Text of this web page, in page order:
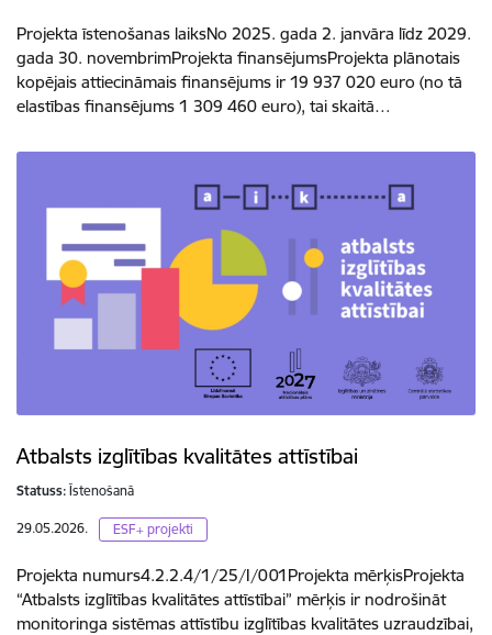
Projekta īstenošanas laiksNo 2025. gada 2. janvāra līdz 2029.
gada 30. novembrimProjekta finansējumsProjekta plānotais
kopējais attiecināmais finansējums ir 19 937 020 euro (no tā
elastības finansējums 1 309 460 euro), tai skaitā…
Atbalsts izglītības kvalitātes attīstībai
Statuss: Īstenošanā
29.05.2026. ESF+ projekti
Projekta numurs4.2.2.4/1/25/I/001Projekta mērķisProjekta
“Atbalsts izglītības kvalitātes attīstībai” mērķis ir nodrošināt
monitoringa sistēmas attīstību izglītības kvalitātes uzraudzībai,